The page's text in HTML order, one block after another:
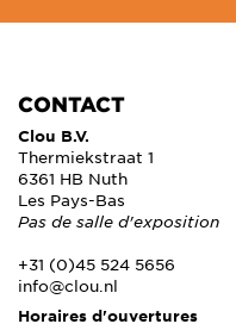
CONTACT
Clou B.V.
Thermiekstraat 1
6361 HB Nuth
Les Pays-Bas
Pas de salle d'exposition
+31 (0)45 524 5656
info@clou.nl
Horaires d'ouvertures